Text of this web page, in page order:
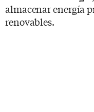
almacenar energía
renovables.